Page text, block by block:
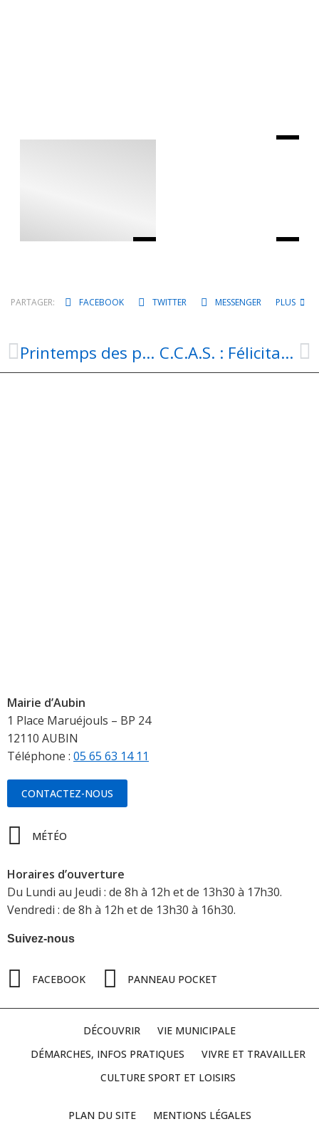
PARTAGER: FACEBOOK TWITTER MESSENGER PLUS
Printemps des poètes : Marie-Claire BANCQUART C.C.A.S. : Félicitations Monika !
Mairie d’Aubin
1 Place Maruéjouls – BP 24
12110 AUBIN
Téléphone : 05 65 63 14 11
CONTACTEZ-NOUS
MÉTÉO
Horaires d’ouverture
Du Lundi au Jeudi : de 8h à 12h et de 13h30 à 17h30.
Vendredi : de 8h à 12h et de 13h30 à 16h30.
Suivez-nous
FACEBOOK PANNEAU POCKET
DÉCOUVRIR
VIE MUNICIPALE
DÉMARCHES, INFOS PRATIQUES
VIVRE ET TRAVAILLER
CULTURE SPORT ET LOISIRS
PLAN DU SITE MENTIONS LÉGALES